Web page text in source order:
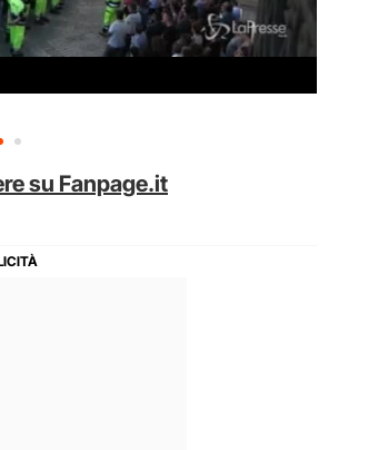
su Fanpage.it